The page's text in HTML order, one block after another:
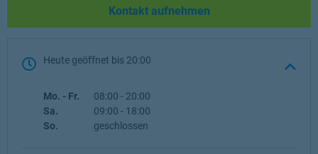
Kontakt aufnehmen
Heute geöffnet bis 20:00
Wochentag Öffnungszeiten
Mo. - Fr. 08:00 - 20:00
Sa.
09:00 - 18:00
So.
geschlossen